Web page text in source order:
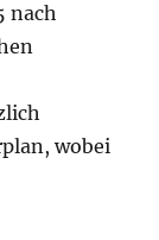
nach
wobei